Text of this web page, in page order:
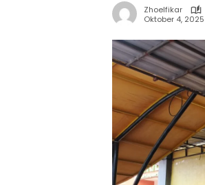
Zhoelfikar
Oktober 4, 2025